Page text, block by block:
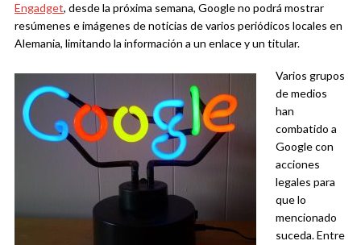
Engadget, desde la próxima semana, Google no podrá mostrar
resúmenes e imágenes de noticias de varios periódicos locales en
Alemania, limitando la información a un enlace y un titular.
Varios grupos
de medios
han
combatido a
Google con
acciones
legales para
que lo
mencionado
suceda. Entre